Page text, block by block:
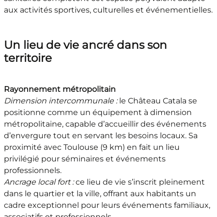
aux activités sportives, culturelles et événementielles.
Un lieu de vie ancré dans son
territoire
Rayonnement métropolitain
Dimension intercommunale :le Château Catala se
positionne comme un équipement à dimension
métropolitaine, capable d’accueillir des événements
d’envergure tout en servant les besoins locaux. Sa
proximité avec Toulouse (9 km) en fait un lieu
privilégié pour séminaires et événements
professionnels.
Ancrage local fort :ce lieu de vie s’inscrit pleinement
dans le quartier et la ville, offrant aux habitants un
cadre exceptionnel pour leurs événements familiaux,